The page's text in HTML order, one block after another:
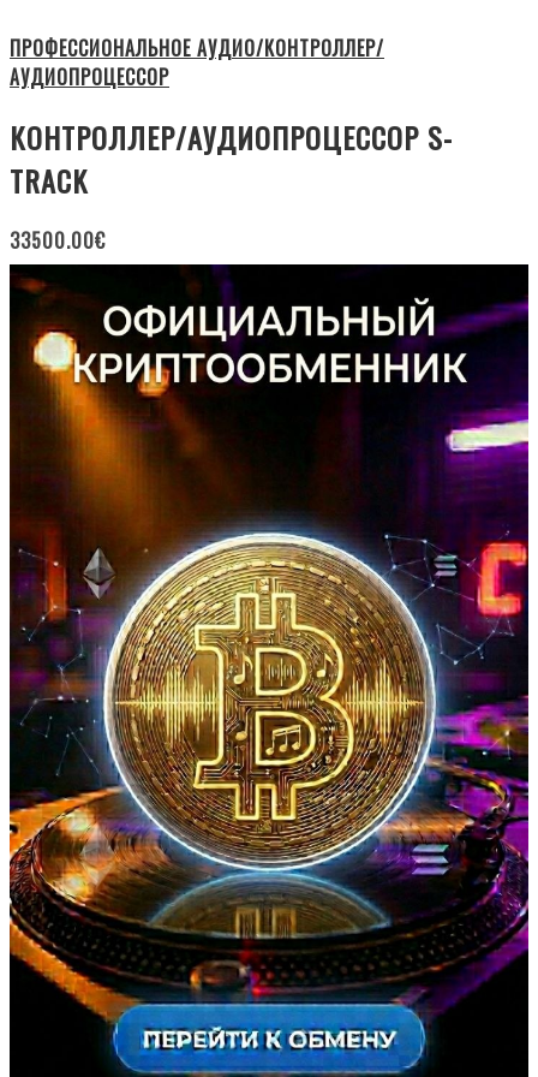
ПРОФЕССИОНАЛЬНОЕ АУДИО/КОНТРОЛЛЕР/
АУДИОПРОЦЕССОР
КОНТРОЛЛЕР/АУДИОПРОЦЕССОР S-
TRACK
33500.00€